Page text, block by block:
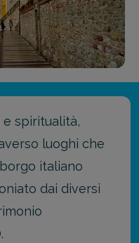
spiritualità,
luoghi che
italiano
dai diversi